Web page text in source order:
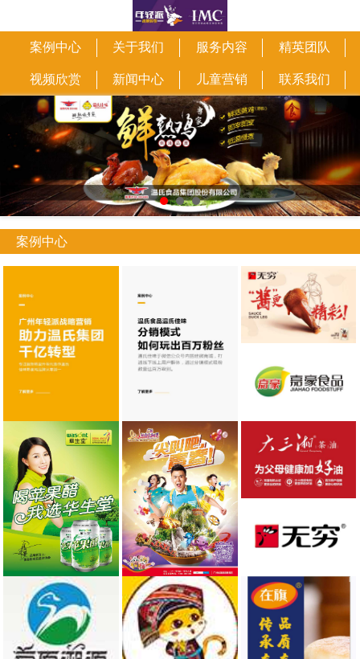
案例中心 关于我们 服务内容 精英团队
视频欣赏 新闻中心 儿童营销 联系我们
案例中心